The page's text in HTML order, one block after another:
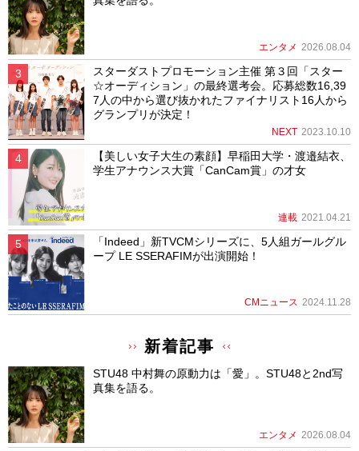
エンタメ 2026.08.04
スターダストプロモーション主催 第３回「スター
☆オーディション」の最終選考会。応募総数16,39
7人の中から選び抜かれたファイナリスト16人から
グランプリが決定！
NEXT 2023.10.10
【美しい女子大生の素顔】早稲田大学・渡邉結衣、
学生アナウンス大賞「CanCam賞」の才女
連載 2021.04.21
「Indeed」新TVCMシリーズに、5人組ガールグル
ープ LE SSERAFIMが出演開始！
CMニュース 2024.11.28
新着記事
STU48 中村舞の原動力は「愛」。STU48と2nd写
真集を語る。
エンタメ 2026.08.04